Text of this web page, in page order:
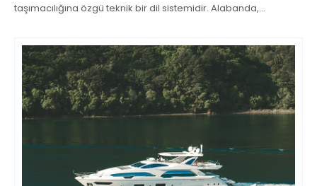
taşımacılığına özgü teknik bir dil sistemidir. Alabanda,…